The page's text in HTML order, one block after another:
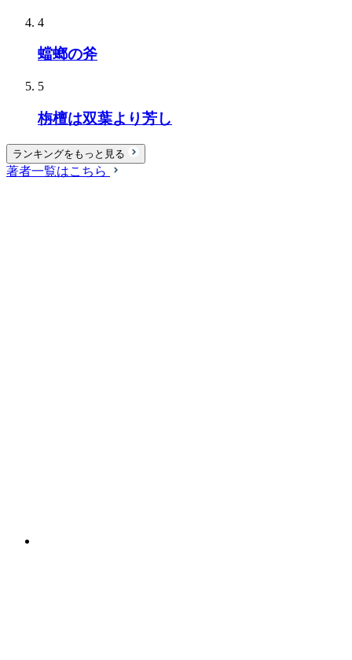
4
蟷螂の斧
5
栴檀は双葉より芳し
ランキングをもっと見る
著者一覧はこちら